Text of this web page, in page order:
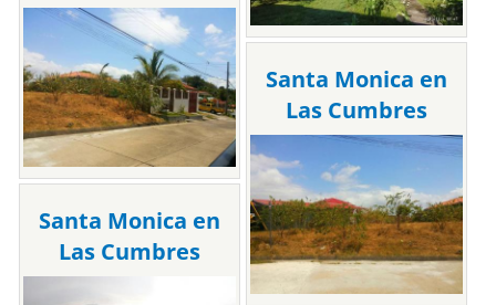
Santa Monica en
Las Cumbres
Santa Monica en
Las Cumbres